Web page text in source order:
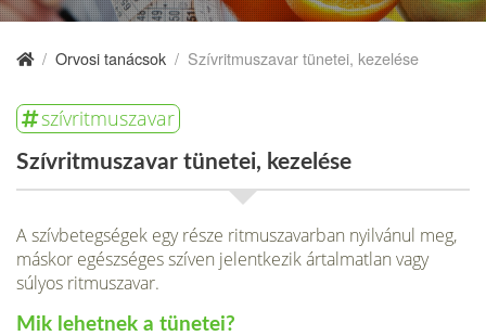
/ Orvosi tanácsok / Szívritmuszavar tünetei, kezelése
szívritmuszavar
Szívritmuszavar tünetei, kezelése
A szívbetegségek egy része ritmuszavarban nyilvánul meg,
máskor egész­séges szíven jelentkezik ártalmatlan vagy
súlyos ritmuszavar.
Mik lehetnek a tünetei?